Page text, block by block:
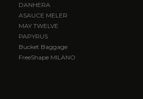
DANHERA
ASAUCE MELER
MAY TWELVE
PAPYRUS
Bucket Baggage
FreeShape MILANO